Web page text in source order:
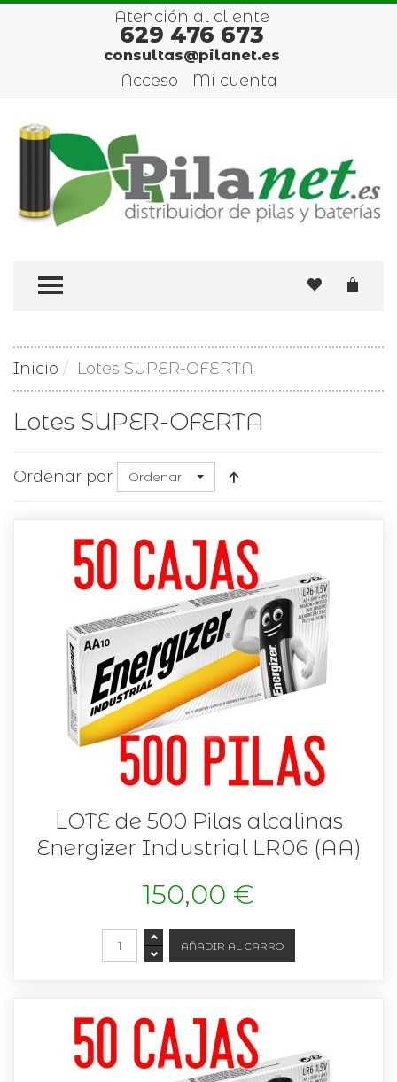
Atención al cliente
629 476 673
consultas@pilanet.es
Acceso Mi cuenta
TOGGLE MENU
Inicio Lotes SUPER-OFERTA
Lotes SUPER-OFERTA
Ordenar por Ordenar
LOTE de 500 Pilas alcalinas
Energizer Industrial LR06 (AA)
150,00 €